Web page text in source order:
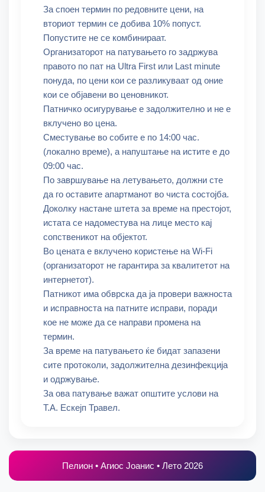
За споен термин по редовните цени, на
вториот термин се добива 10% попуст.
Попустите не се комбинираат.
Организаторот на патувањето го задржува
правото по пат на Ultra First или Last minute
понуда, по цени кои се разликуваат од оние
кои се објавени во ценовникот.
Патничко осигурување е задолжително и не е
вклучено во цена.
Сместување во собите е по 14:00 час.
(локално време), а напуштање на истите е до
09:00 час.
По завршување на летувањето, должни сте
да го оставите апартманот во чиста состојба.
Доколку настане штета за време на престојот,
истата се надоместува на лице место кај
сопственикот на објектот.
Во цената е вклучено користење на Wi-Fi
(организаторот не гарантира за квалитетот на
интернетот).
Патникот има обврска да ја провери важноста
и исправноста на патните исправи, поради
кое не може да се направи промена на
термин.
За време на патувањето ќе бидат запазени
сите протоколи, задолжителна дезинфекција
и одржување.
За ова патување важат општите услови на
Т.А. Ескејп Травел.
Пелион • Агиос Јоанис • Лето 2026